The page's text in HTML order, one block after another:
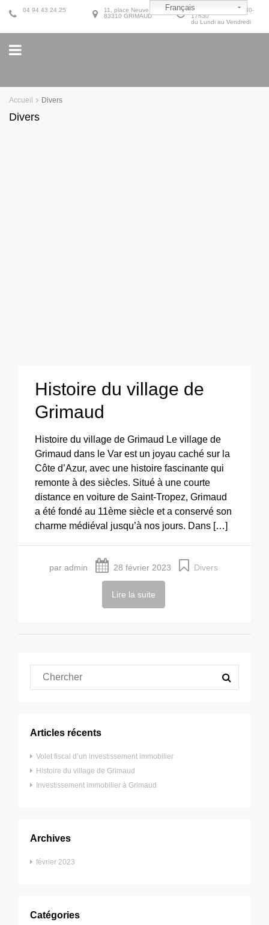
9h30-12h30 et 14h30-
17h30
du Lundi au Vendredi
11, place Neuve
83310 GRIMAUD
04 94 43 24 25
Accueil Divers
Divers
Histoire du village de
Grimaud
Histoire du village de Grimaud Le village de
Grimaud dans le Var est un joyau caché sur la
Côte d’Azur, avec une histoire fascinante qui
remonte à des siècles. Situé à une courte
distance en voiture de Saint-Tropez, Grimaud
a été fondé au 11ème siècle et a conservé son
charme médiéval jusqu’à nos jours. Dans […]
par admin 28 février 2023 Divers
Lire la suite
Articles récents
Volet fiscal d’un investissement immobilier
Histoire du village de Grimaud
Investissement immobilier à Grimaud
Archives
février 2023
Catégories
Français